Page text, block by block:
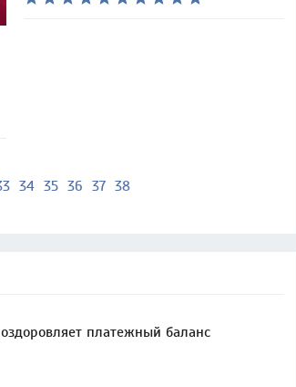
34 35 36 37 38
платежный баланс